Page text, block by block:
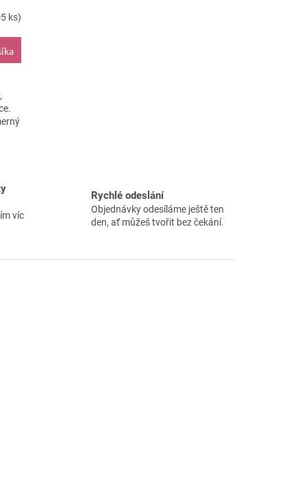
ks)
víc
Rychlé odeslání
Objednávky odesíláme ještě ten
den, ať můžeš tvořit bez čekání.